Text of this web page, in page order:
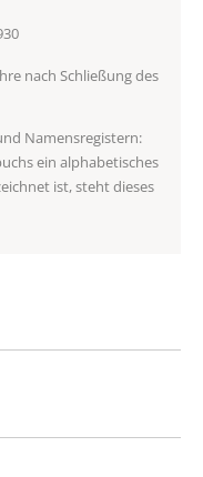
nach Schließung des
Namensregistern:
ein alphabetisches
ist, steht dieses